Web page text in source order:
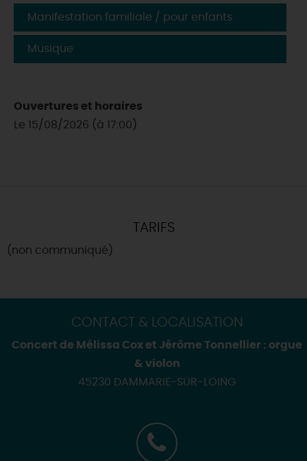
Manifestation familiale / pour enfants
Musique
Ouvertures et horaires
Le 15/08/2026 (à 17:00)
TARIFS
(non communiqué)
CONTACT & LOCALISATION
Concert de Mélissa Cox et Jérôme Tonnellier : orgue
& violon
45230 DAMMARIE-SUR-LOING